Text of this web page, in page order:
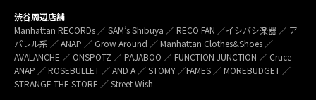
渋谷周辺店舗
Manhattan RECORDs ／ SAM’s Shibuya ／ RECO FAN ／イシバシ楽器 ／ ア
パレル系 ／ ANAP ／ Grow Around ／ Manhattan Clothes&Shoes ／
AVALANCHE ／ ONSPOTZ ／ PAJABOO ／ FUNCTION JUNCTION ／ Cruce
ANAP ／ ROSEBULLET ／ AND A ／ STOMY ／FAMES ／ MOREBUDGET ／
STRANGE THE STORE ／ Street Wish